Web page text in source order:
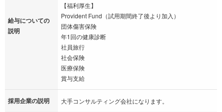
給与についての
説明
【福利厚生】
Provident Fund（試用期間終了後より加入）
団体傷害保険
年1回の健康診断
社員旅行
社会保険
医療保険
賞与支給
採用企業の説明 大手コンサルティング会社になります。